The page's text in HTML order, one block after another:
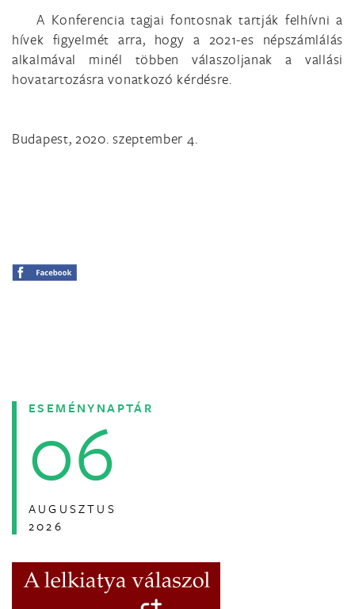
A Konferencia tagjai fontosnak tartják felhívni a
hívek figyelmét arra, hogy a 2021-es népszámlálás
alkalmával minél többen válaszoljanak a vallási
hovatartozásra vonatkozó kérdésre.
Budapest, 2020. szeptember 4.
ESEMÉNYNAPTÁR
06
AUGUSZTUS
2026